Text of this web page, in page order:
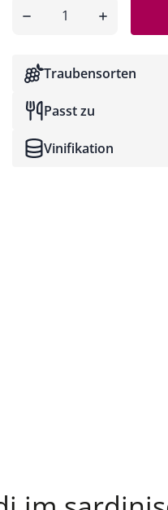
Traubensorten
Passt zu
Vinifikation